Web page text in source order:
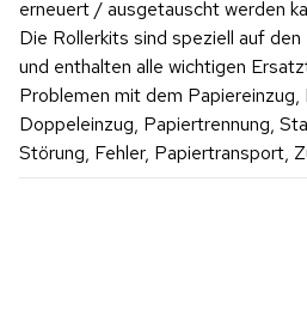
erneuert / ausgetauscht werden
Die Rollerkits sind speziell auf
und enthalten alle wichtigen
Problemen mit dem Papiereinzug,
Doppeleinzug, Papiertrennung,
Störung, Fehler, Papiertransport,